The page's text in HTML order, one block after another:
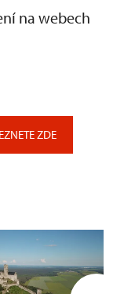
na webech
ZDE